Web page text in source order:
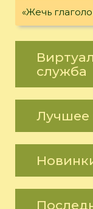
«Жечь
служба
Лучшее